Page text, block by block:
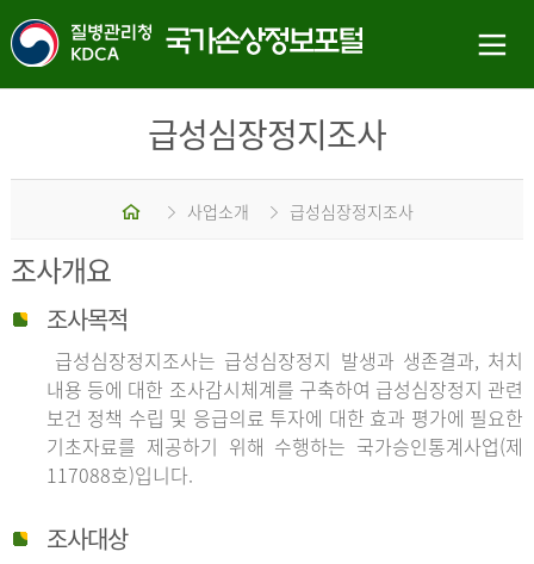
급성심장정지조사
홈 사업소개 급성심장정지조사
조사개요
조사목적
급성심장정지조사는 급성심장정지 발생과 생존결과, 처치
내용 등에 대한 조사감시체계를 구축하여 급성심장정지 관련
보건 정책 수립 및 응급의료 투자에 대한 효과 평가에 필요한
기초자료를 제공하기 위해 수행하는 국가승인통계사업(제
117088호)입니다.
조사대상